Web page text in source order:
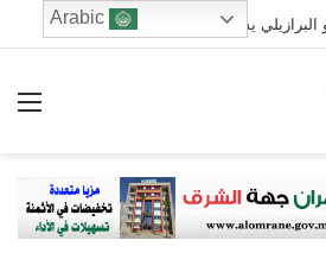
في 24 ساعة.. كروزيرو البرازيلي يستعير 3 لاعبين من الدوري السعودي في صفقة غير مسبوقة Arabic